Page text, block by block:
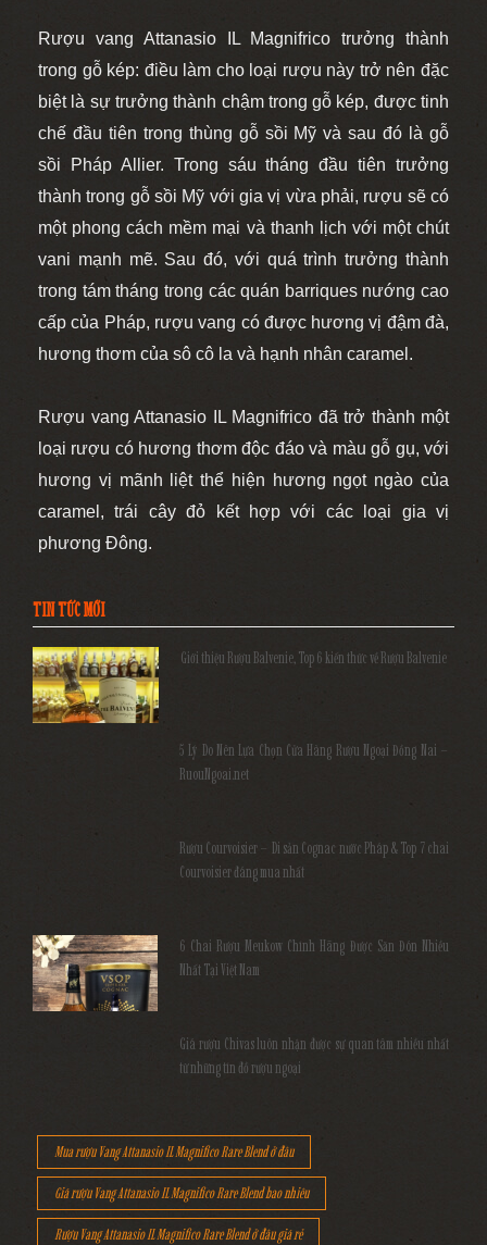
Rượu vang Attanasio IL Magnifrico trưởng thành
trong gỗ kép: điều làm cho loại rượu này trở nên đặc
biệt là sự trưởng thành chậm trong gỗ kép, được tinh
chế đầu tiên trong thùng gỗ sồi Mỹ và sau đó là gỗ
sồi Pháp Allier. Trong sáu tháng đầu tiên trưởng
thành trong gỗ sồi Mỹ với gia vị vừa phải, rượu sẽ có
một phong cách mềm mại và thanh lịch với một chút
vani mạnh mẽ. Sau đó, với quá trình trưởng thành
trong tám tháng trong các quán barriques nướng cao
cấp của Pháp, rượu vang có được hương vị đậm đà,
hương thơm của sô cô la và hạnh nhân caramel.
Rượu vang Attanasio IL Magnifrico đã trở thành một
loại rượu có hương thơm độc đáo và màu gỗ gụ, với
hương vị mãnh liệt thể hiện hương ngọt ngào của
caramel, trái cây đỏ kết hợp với các loại gia vị
phương Đông.
TIN TỨC MỚI
Giới thiệu Rượu Balvenie, Top 6 kiến thức về Rượu Balvenie
5 Lý Do Nên Lựa Chọn Cửa Hàng Rượu Ngoại Đồng Nai –
RuouNgoai.net
Rượu Courvoisier – Di sản Cognac nước Pháp & Top 7 chai
Courvoisier đáng mua nhất
6 Chai Rượu Meukow Chính Hãng Được Săn Đón Nhiều
Nhất Tại Việt Nam
Giá rượu Chivas luôn nhận được sự quan tâm nhiều nhất
từ những tín đồ rượu ngoại
Mua rượu Vang Attanasio IL Magnifico Rare Blend ở đâu
Giá rượu Vang Attanasio IL Magnifico Rare Blend bao nhiêu
Rượu Vang Attanasio IL Magnifico Rare Blend ở đâu giá rẻ